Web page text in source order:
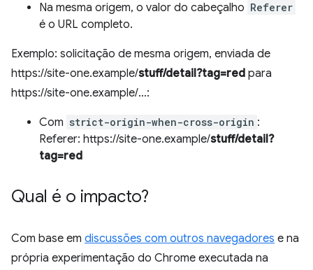
Na mesma origem, o valor do cabeçalho Referer
é o URL completo.
Exemplo: solicitação de mesma origem, enviada de
https://site-one.example/stuff/detail?tag=red para
https://site-one.example/…:
Com strict-origin-when-cross-origin :
Referer: https://site-one.example/stuff/detail?
tag=red
Qual é o impacto?
Com base em discussões com outros navegadores e na
própria experimentação do Chrome executada na